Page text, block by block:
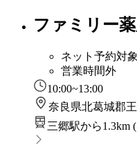
ファミリー
ネット予約対
営業時間外
10:00~13:00
奈良県北葛城郡
三郷駅から1.3km (